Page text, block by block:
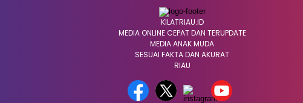
KILATRIAU.ID
MEDIA ONLINE CEPAT DAN TERUPDATE
MEDIA ANAK MUDA
SESUAI FAKTA DAN AKURAT
RIAU